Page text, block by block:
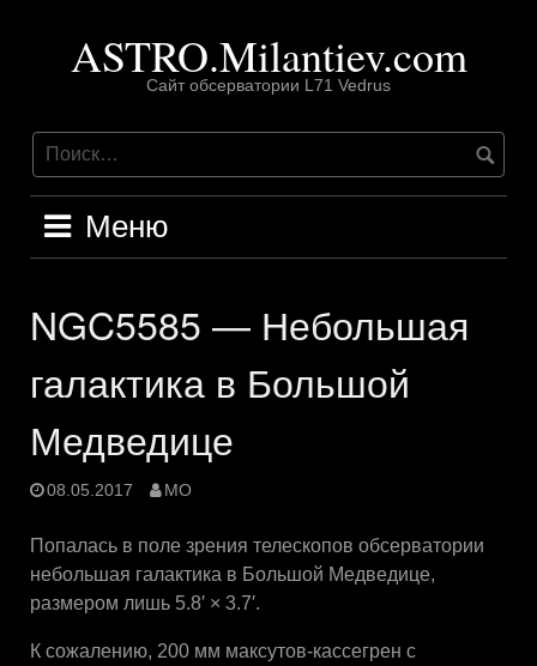
содержимомуASTRO.Milantiev.com
Сайт обсерватории L71 Vedrus
Меню
NGC5585 — Небольшая
галактика в Большой
Медведице
08.05.2017 MO
Попалась в поле зрения телескопов обсерватории
небольшая галактика в Большой Медведице,
размером лишь 5.8′ × 3.7′.
К сожалению, 200 мм максутов-кассегрен с